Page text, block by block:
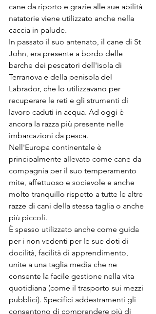
cane da riporto e grazie alle sue abilità
natatorie viene utilizzato anche nella
caccia in palude.
In passato il suo antenato, il cane di St
John, era presente a bordo delle
barche dei pescatori dell'isola di
Terranova e della penisola del
Labrador, che lo utilizzavano per
recuperare le reti e gli strumenti di
lavoro caduti in acqua. Ad oggi è
ancora la razza più presente nelle
imbarcazioni da pesca.
Nell'Europa continentale è
principalmente allevato come cane da
compagnia per il suo temperamento
mite, affettuoso e socievole e anche
molto tranquillo rispetto a tutte le altre
razze di cani della stessa taglia o anche
più piccoli.
È spesso utilizzato anche come guida
per i non vedenti per le sue doti di
docilità, facilità di apprendimento,
unite a una taglia media che ne
consente la facile gestione nella vita
quotidiana (come il trasporto sui mezzi
pubblici). Specifici addestramenti gli
consentono di comprendere più di